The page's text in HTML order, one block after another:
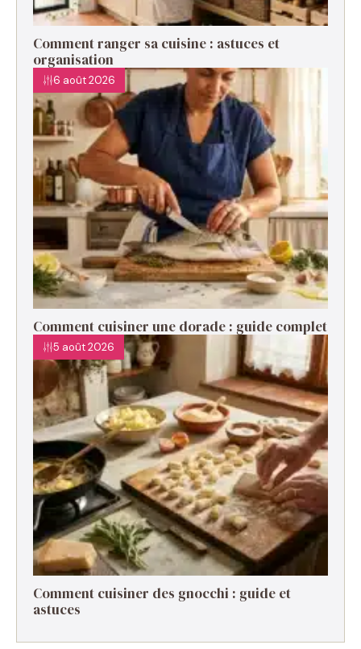
Comment ranger sa cuisine : astuces et
organisation
6 août 2026
Comment cuisiner une dorade : guide complet
5 août 2026
Comment cuisiner des gnocchi : guide et
astuces